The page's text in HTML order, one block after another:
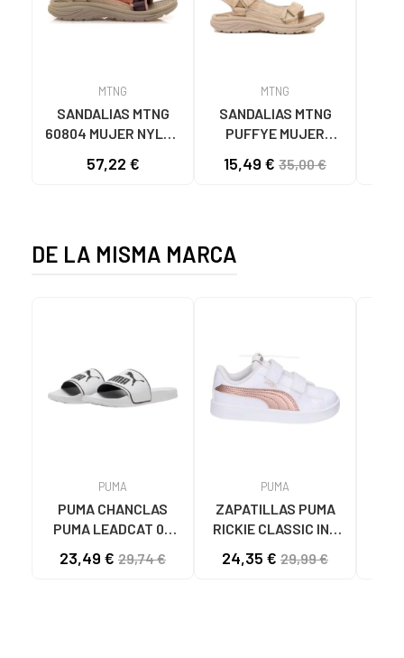
MTNG
SANDALIAS MTNG
60804 MUJER NYLON
TAUPE C59615 - -
57,22 €
MTNG
SANDALIAS MTNG
PUFFYE MUJER
C60056 C60056 -
15,49 € 35,00 €
DE LA MISMA MARCA
PUMA
PUMA CHANCLAS
PUMA LEADCAT 02
BLANCAS 02 WHITE
23,49 € 29,74 €
PUMA
ZAPATILLAS PUMA
RICKIE CLASSIC INF
- REF. 394254 04
24,35 € 29,99 €